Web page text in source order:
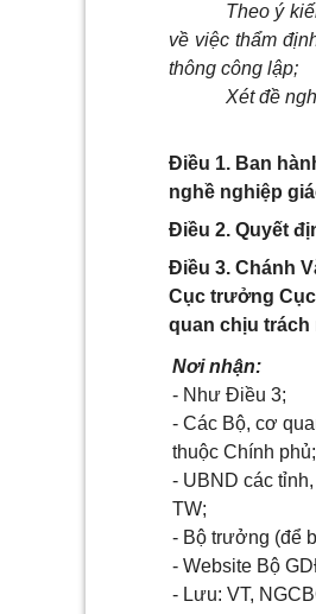
Theo ý
về việc thẩm
thông công lập;
Xét đề
Điều 1. Ban
nghề nghiệp
Điều 2. Quyết
Điều 3. Chánh
Cục trưởng
quan chịu trách
Nơi nhận:
- Như Điều 3;
- Các Bộ, cơ
thuộc Chính phủ;
- UBND các
TW;
- Bộ trưởng (để
- Website Bộ
- Lưu: VT,